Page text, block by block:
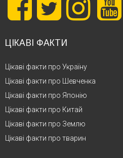
ЦІКАВІ ФАКТИ
Цікаві факти про Україну
Цікаві факти про Шевченка
Цікаві факти про Японію
Цікаві факти про Китай
Цікаві факти про Землю
Цікаві факти про тварин